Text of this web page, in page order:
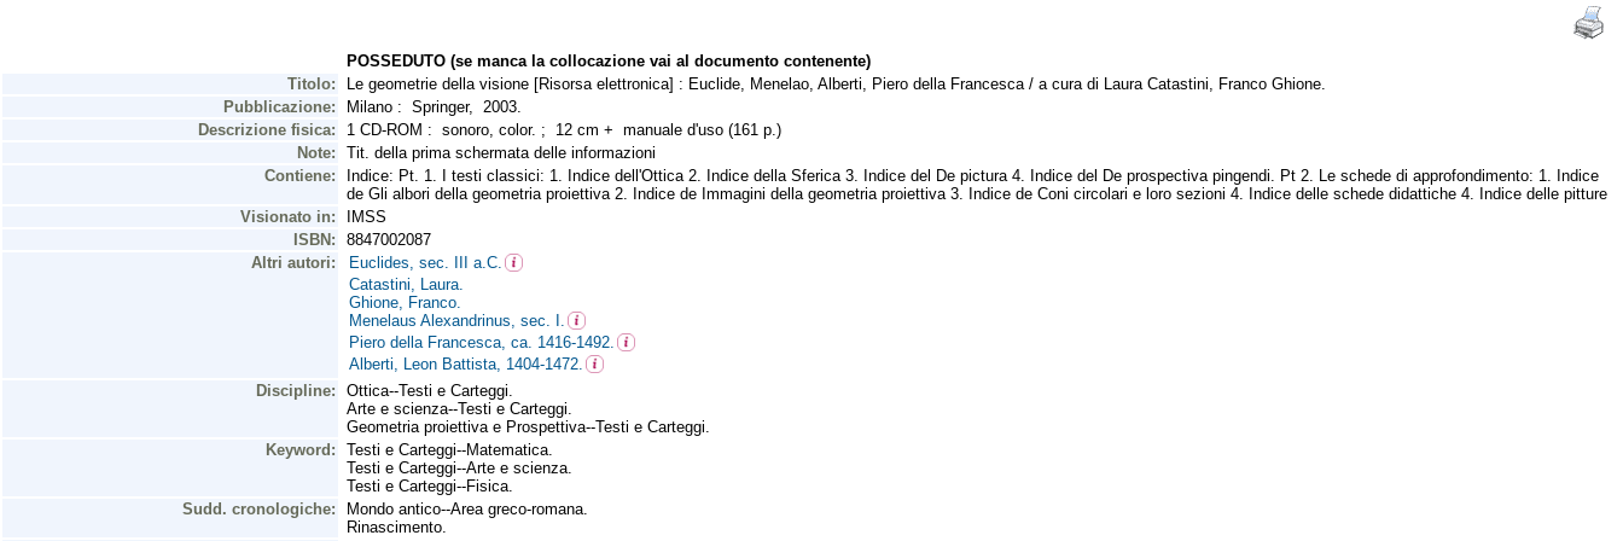
POSSEDUTO (se manca la collocazione vai al documento contenente)
Titolo:
Le geometrie della visione [Risorsa elettronica] : Euclide, Menelao, Alberti, Piero della Francesca / a cura di Laura Catastini, Franco Ghione.
Pubblicazione:
Milano : Springer, 2003.
Descrizione fisica:
1 CD-ROM : sonoro, color. ; 12 cm + manuale d'uso (161 p.)
Note:
Tit. della prima schermata delle informazioni
Contiene:
Indice: Pt. 1. I testi classici: 1. Indice dell'Ottica 2. Indice della Sferica 3. Indice del De pictura 4. Indice del De prospectiva pingendi. Pt 2. Le schede di approfondimento: 1. Indice
de Gli albori della geometria proiettiva 2. Indice de Immagini della geometria proiettiva 3. Indice de Coni circolari e loro sezioni 4. Indice delle schede didattiche 4. Indice delle pitture
Visionato in:
IMSS
ISBN:
8847002087
Altri autori:
Euclides, sec. III a.C.
Catastini, Laura.
Ghione, Franco.
Menelaus Alexandrinus, sec. I.
Piero della Francesca, ca. 1416-1492.
Alberti, Leon Battista, 1404-1472.
Discipline:
Ottica--Testi e Carteggi.
Arte e scienza--Testi e Carteggi.
Geometria proiettiva e Prospettiva--Testi e Carteggi.
Keyword:
Testi e Carteggi--Matematica.
Testi e Carteggi--Arte e scienza.
Testi e Carteggi--Fisica.
Sudd. cronologiche:
Mondo antico--Area greco-romana.
Rinascimento.